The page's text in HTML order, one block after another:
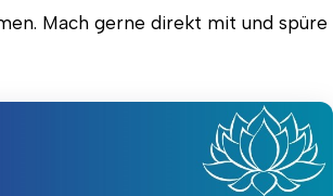
Mach gerne direkt mit und spüre